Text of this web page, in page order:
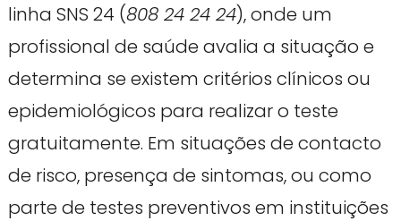
linha SNS 24 (808 24 24 24), onde um
profissional de saúde avalia a situação e
determina se existem critérios clínicos ou
epidemiológicos para realizar o teste
gratuitamente. Em situações de contacto
de risco, presença de sintomas, ou como
parte de testes preventivos em instituições